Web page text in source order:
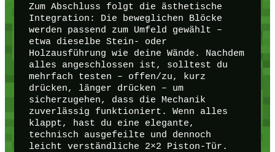
Zum Abschluss folgt die ästhetische
Integration: Die beweglichen Blöcke
werden passend zum Umfeld gewählt –
etwa dieselbe Stein- oder
Holzausführung wie deine Wände. Nachdem
alles angeschlossen ist, solltest du
mehrfach testen – offen/zu, kurz
drücken, länger drücken – um
sicherzugehen, dass die Mechanik
zuverlässig funktioniert. Wenn alles
klappt, hast du eine elegante,
technisch ausgefeilte und dennoch
leicht verständliche 2×2 Piston-Tür.